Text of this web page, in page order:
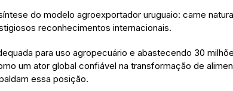
do modelo agroexportador uruguaio: carne
reconhecimentos internacionais.
para uso agropecuário e abastecendo 30
um ator global confiável na transformação de
essa posição.